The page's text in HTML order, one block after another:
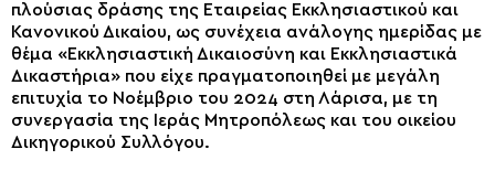
πλούσιας δράσης της Εταιρείας Εκκλησιαστικού και
Κανονικού Δικαίου, ως συνέχεια ανάλογης ημερίδας με
θέμα «Εκκλησιαστική Δικαιοσύνη και Εκκλησιαστικά
Δικαστήρια» που είχε πραγματοποιηθεί με μεγάλη
επιτυχία το Νοέμβριο του 2024 στη Λάρισα, με τη
συνεργασία της Ιεράς Μητροπόλεως και του οικείου
Δικηγορικού Συλλόγου.